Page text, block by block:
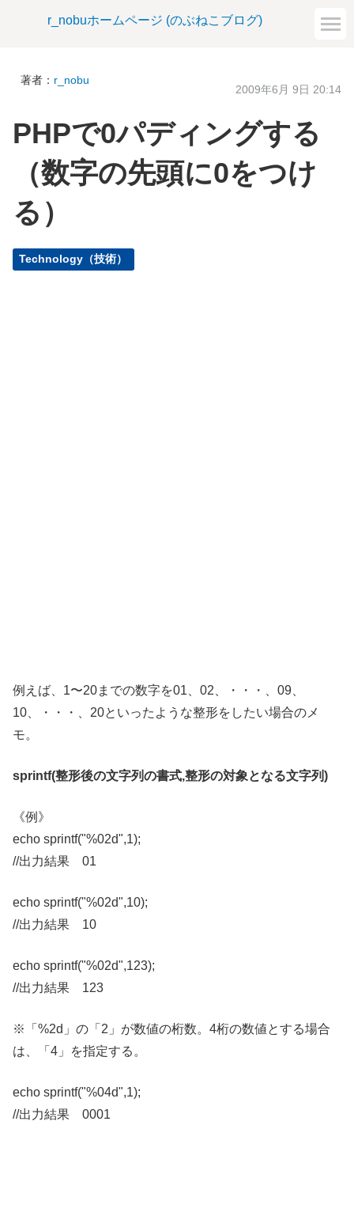
r_nobuホームページ (のぶねこブログ)
著者： r_nobu
2009年6月 9日 20:14
PHPで0パディングする
（数字の先頭に0をつけ
る）
Technology（技術）
例えば、1〜20までの数字を01、02、・・・、09、
10、・・・、20といったような整形をしたい場合のメ
モ。
sprintf(整形後の文字列の書式,整形の対象となる文字列)
《例》
echo sprintf("%02d",1);
//出力結果 01
echo sprintf("%02d",10);
//出力結果 10
echo sprintf("%02d",123);
//出力結果 123
※「%2d」の「2」が数値の桁数。4桁の数値とする場合
は、「4」を指定する。
echo sprintf("%04d",1);
//出力結果 0001